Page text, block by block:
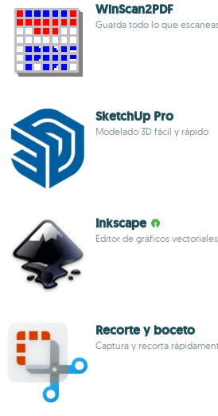
WinScan2PDF
Guarda todo lo que
SketchUp Pro
Modelado 3D fácil y rápido
Inkscape
Editor de gráficos
Recorte y boceto
Captura y recorta